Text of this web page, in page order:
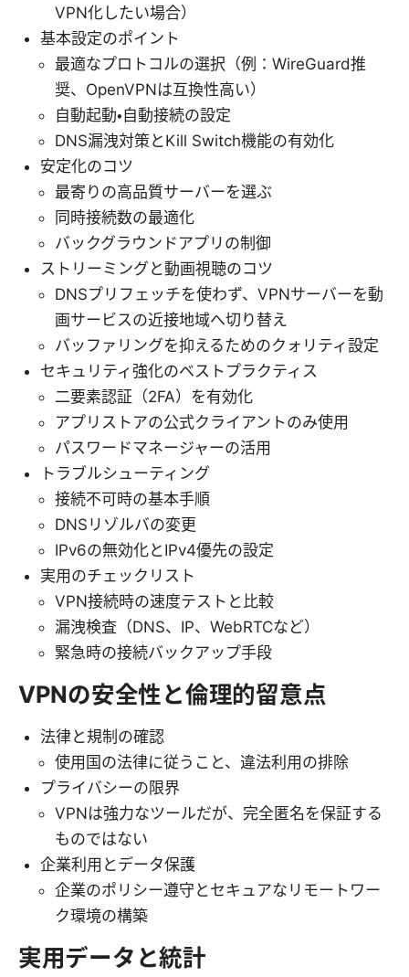
VPN化したい場合）
基本設定のポイント
最適なプロトコルの選択（例：WireGuard推
奨、OpenVPNは互換性高い）
自動起動・自動接続の設定
DNS漏洩対策とKill Switch機能の有効化
安定化のコツ
最寄りの高品質サーバーを選ぶ
同時接続数の最適化
バックグラウンドアプリの制御
ストリーミングと動画視聴のコツ
DNSプリフェッチを使わず、VPNサーバーを動
画サービスの近接地域へ切り替え
バッファリングを抑えるためのクォリティ設定
セキュリティ強化のベストプラクティス
二要素認証（2FA）を有効化
アプリストアの公式クライアントのみ使用
パスワードマネージャーの活用
トラブルシューティング
接続不可時の基本手順
DNSリゾルバの変更
IPv6の無効化とIPv4優先の設定
実用のチェックリスト
VPN接続時の速度テストと比較
漏洩検査（DNS、IP、WebRTCなど）
緊急時の接続バックアップ手段
VPNの安全性と倫理的留意点
法律と規制の確認
使用国の法律に従うこと、違法利用の排除
プライバシーの限界
VPNは強力なツールだが、完全匿名を保証する
ものではない
企業利用とデータ保護
企業のポリシー遵守とセキュアなリモートワー
ク環境の構築
実用データと統計